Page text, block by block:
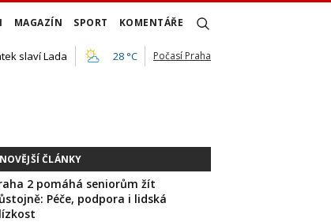
MAGAZÍN SPORT KOMENTÁŘE
slaví Lada 28 °C Počasí Praha
ČLÁNKY
2 pomáhá seniorům žít
Péče, podpora i lidská